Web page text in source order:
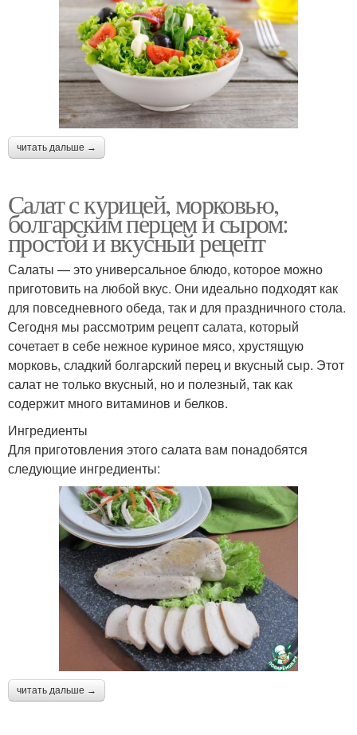
читать дальше →
Салат с курицей, морковью,
болгарским перцем и сыром:
простой и вкусный рецепт
Салаты — это универсальное блюдо, которое можно
приготовить на любой вкус. Они идеально подходят как
для повседневного обеда, так и для праздничного стола.
Сегодня мы рассмотрим рецепт салата, который
сочетает в себе нежное куриное мясо, хрустящую
морковь, сладкий болгарский перец и вкусный сыр. Этот
салат не только вкусный, но и полезный, так как
содержит много витаминов и белков.
Ингредиенты
Для приготовления этого салата вам понадобятся
следующие ингредиенты:
читать дальше →